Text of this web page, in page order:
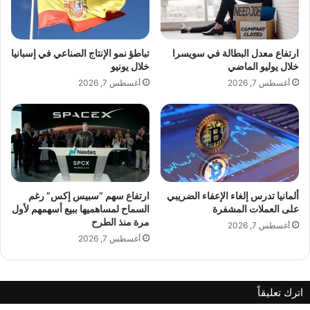
ت
أ
ل
ق
ف
م
ه
ر
ج
ا
ن
ك
ا
ن
ي
ن
ج
ة
ب
م
و
و
ع
ق
ا
ئ
د
ا
ل
ج
ل
ا
ارتفاع معدل البطالة في سويسرا
خلال يوليو الماضي
أغسطس 7, 2026
تباطؤ نمو الإنتاج الصناعي في إسبانيا
خلال يونيو
أغسطس 7, 2026
ألمانيا تدرس إلغاء الإعفاء الضريبي
على العملات المشفرة
أغسطس 7, 2026
ارتفاع سهم “سبيس إكس” رغم
السماح لمساهميها ببيع أسهمهم لأول
مرة منذ الطرح
أغسطس 7, 2026
اترك تعليقاً